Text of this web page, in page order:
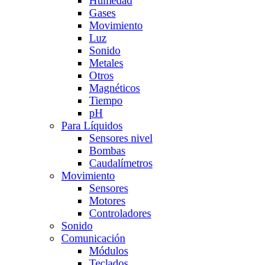
Gases
Movimiento
Luz
Sonido
Metales
Otros
Magnéticos
Tiempo
pH
Para Líquidos
Sensores nivel
Bombas
Caudalímetros
Movimiento
Sensores
Motores
Controladores
Sonido
Comunicación
Módulos